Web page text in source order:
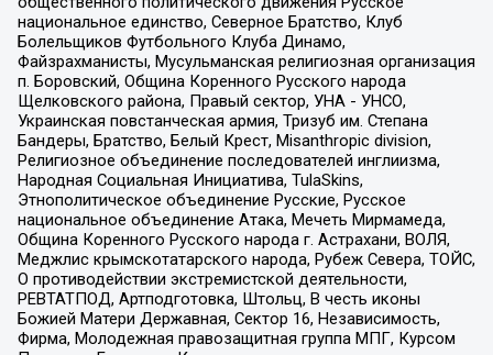
национальное единство, Северное Братство, Клуб
Болельщиков Футбольного Клуба Динамо,
Файзрахманисты, Мусульманская религиозная организация
п. Боровский, Община Коренного Русского народа
Щелковского района, Правый сектор, УНА - УНСО,
Украинская повстанческая армия, Тризуб им. Степана
Бандеры, Братство, Белый Крест, Misanthropic division,
Религиозное объединение последователей инглиизма,
Народная Социальная Инициатива, TulaSkins,
Этнополитическое объединение Русские, Русское
национальное объединение Атака, Мечеть Мирмамеда,
Община Коренного Русского народа г. Астрахани, ВОЛЯ,
Меджлис крымскотатарского народа, Рубеж Севера, ТОЙС,
О противодействии экстремистской деятельности,
РЕВТАТПОД, Артподготовка, Штольц, В честь иконы
Божией Матери Державная, Сектор 16, Независимость,
Фирма, Молодежная правозащитная группа МПГ, Курсом